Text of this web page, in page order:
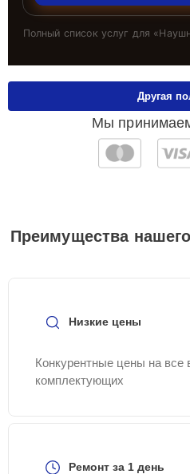
Полный список услуг для «
Мы
Другая
Преимущества
Низкие цены
Конкурентные цены на все
комплектующих
Ремонт за 1 день